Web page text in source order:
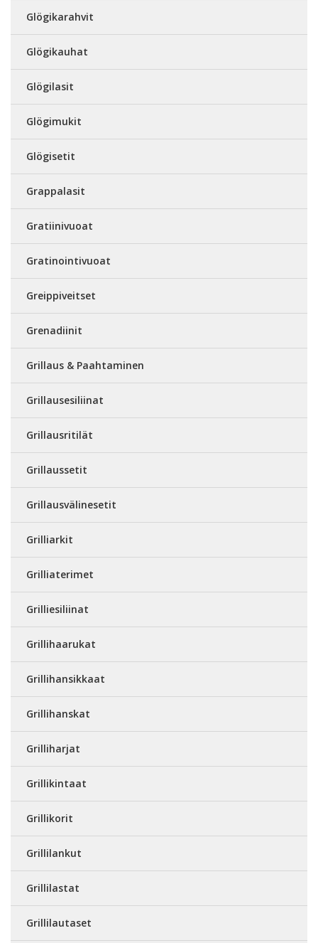
Glögikarahvit
Glögikauhat
Glögilasit
Glögimukit
Glögisetit
Grappalasit
Gratiinivuoat
Gratinointivuoat
Greippiveitset
Grenadiinit
Grillaus & Paahtaminen
Grillausesiliinat
Grillausritilät
Grillaussetit
Grillausvälinesetit
Grilliarkit
Grilliaterimet
Grilliesiliinat
Grillihaarukat
Grillihansikkaat
Grillihanskat
Grilliharjat
Grillikintaat
Grillikorit
Grillilankut
Grillilastat
Grillilautaset